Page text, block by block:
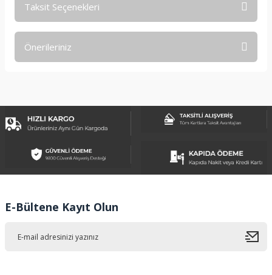
Taksit Seçenekleri
Önerileriniz
Görüş ve önerileriniz için teşekkür ederiz.
Ürün açıklamasında eksik bilgiler bulunuyor.
Ürün bilgilerinde hatalar bulunuyor.
Bu ürüne benzer farklı alternatifler olmalı.
E-Bültene Kayıt Olun